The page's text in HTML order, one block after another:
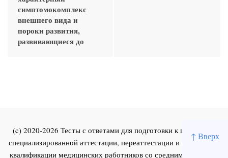
↑ Вверх
симптомокомплекс
внешнего вида и
пороки развития,
развивающиеся до
(c) 2020-2026 Тесты с ответами для подготовки к первичной
специализированной аттестации, переаттестации и повышения
квалификации медицинских работников со средним и высшим